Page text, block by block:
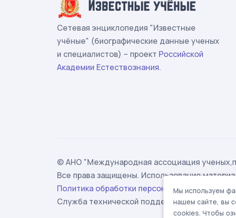
Сетевая энциклопедия "Известные
учёные" (биографические данные ученых
и специалистов) – проект Российской
Академии Естествознания.
© АНО "Международная ассоциация
Все права защищены. Использование
Политика обработки персональных данных
Служба технической поддержки -
Мы используем
нашем сайте, вы
cookies. Чтобы